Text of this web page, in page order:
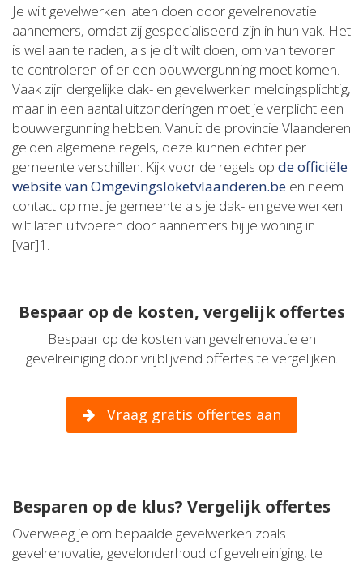
Je wilt gevelwerken laten doen door gevelrenovatie
aannemers, omdat zij gespecialiseerd zijn in hun vak. Het
is wel aan te raden, als je dit wilt doen, om van tevoren
te controleren of er een bouwvergunning moet komen.
Vaak zijn dergelijke dak- en gevelwerken meldingsplichtig,
maar in een aantal uitzonderingen moet je verplicht een
bouwvergunning hebben. Vanuit de provincie Vlaanderen
gelden algemene regels, deze kunnen echter per
gemeente verschillen. Kijk voor de regels op de officiële
website van Omgevingsloketvlaanderen.be en neem
contact op met je gemeente als je dak- en gevelwerken
wilt laten uitvoeren door aannemers bij je woning in
[var]1.
Bespaar op de kosten, vergelijk offertes
Bespaar op de kosten van gevelrenovatie en
gevelreiniging door vrijblijvend offertes te vergelijken.
Vraag gratis offertes aan
Besparen op de klus? Vergelijk offertes
Overweeg je om bepaalde gevelwerken zoals
gevelrenovatie, gevelonderhoud of gevelreiniging, te